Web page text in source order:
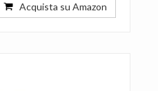
Acquista su Amazon